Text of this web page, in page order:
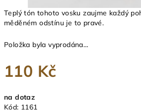
Teplý tón tohoto vosku zaujme každý
měděném odstínu je to pravé.
Položka byla vyprodána…
110 Kč
cena:
na dotaz
Kód: 1161